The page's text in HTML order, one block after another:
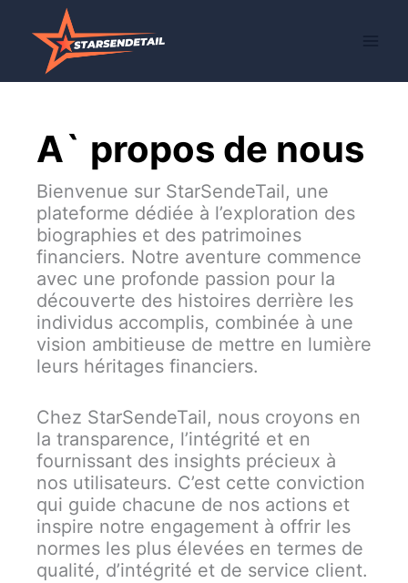
A` propos de nous
Bienvenue sur StarSendeTail, une
plateforme dédiée à l’exploration des
biographies et des patrimoines
financiers. Notre aventure commence
avec une profonde passion pour la
découverte des histoires derrière les
individus accomplis, combinée à une
vision ambitieuse de mettre en lumière
leurs héritages financiers.
Chez StarSendeTail, nous croyons en
la transparence, l’intégrité et en
fournissant des insights précieux à
nos utilisateurs. C’est cette conviction
qui guide chacune de nos actions et
inspire notre engagement à offrir les
normes les plus élevées en termes de
qualité, d’intégrité et de service client.